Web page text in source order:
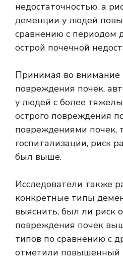
недостаточностью, а
деменции у людей
сравнению с периодом
острой почечной
Принимая во внимание
повреждения почек,
у людей с более
острого повреждения
повреждениями почек,
госпитализации, риск
был выше.
Исследователи также
конкретные типы
выяснить, был ли риск
повреждения почек
типов по сравнению с
отметили повышенный